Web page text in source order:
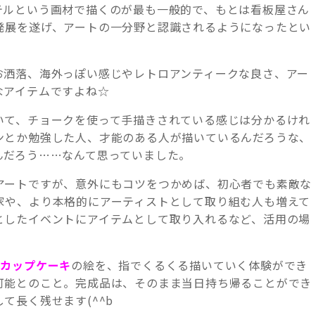
という画材で描くのが最も一般的で、もとは看板屋さん
を遂げ、アートの一分野と認識されるようになったとい
落、海外っぽい感じやレトロアンティークな良さ、アー
アイテムですよね☆
、チョークを使って手描きされている感じは分かるけれ
か勉強した人、才能のある人が描いているんだろうな、
ろう……なんて思っていました。
トですが、意外にもコツをつかめば、初心者でも素敵な
、より本格的にアーティストとして取り組む人も増えて
たイベントにアイテムとして取り入れるなど、活用の場
カップケーキの絵を、指でくるくる描いていく体験ができ
とのこと。完成品は、そのまま当日持ち帰ることができ
て長く残せます(^^b